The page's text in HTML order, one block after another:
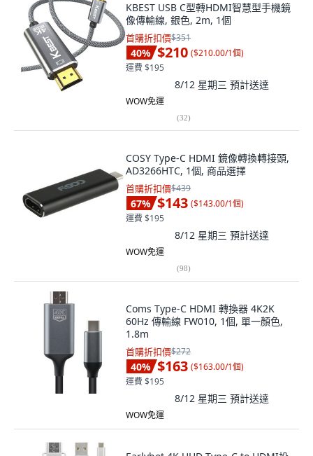
KBEST USB C型轉HDMI智慧型手機鏡
像傳輸線, 銀色, 2m, 1個
首購折扣價$351
40% $210 ($210.00/1個)
運費 $195
8/12 星期三 預計送達
WOW免運
(32)
COSY Type-C HDMI 鏡像轉換轉接頭,
AD3266HTC, 1個, 商品選擇
首購折扣價$439
67% $143 ($143.00/1個)
運費 $195
8/12 星期三 預計送達
WOW免運
(98)
Coms Type-C HDMI 轉換器 4K2K
60Hz 傳輸線 FW010, 1個, 單一顏色,
1.8m
首購折扣價$272
40% $163 ($163.00/1個)
運費 $195
8/12 星期三 預計送達
WOW免運